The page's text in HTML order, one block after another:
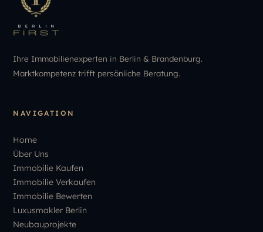
Ihre Immobilienexperten in Berlin & Brandenburg.
Marktkompetenz trifft persönliche Beratung.
NAVIGATION
Home
Über Uns
Immobilie Kaufen
Immobilie Verkaufen
Immobilie Bewerten
Luxusmakler Berlin
Neubauprojekte